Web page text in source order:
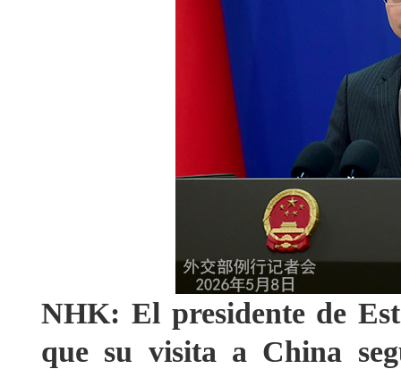
NHK: El presidente de
que su visita a China